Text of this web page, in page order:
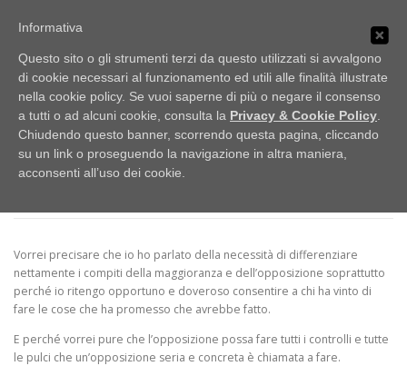
PUBBLICI IMBROGLIONI Menu
HOME LO SCAFFALE NOTIZIE
UFFICIO STAMPA
MA TORNIAMO ALL’ARGOMENTO
DISCUSSO UN PAIO DI POST FA
PUBBLICATO IL13/05/2020
Vorrei precisare che io ho parlato della necessità di differenziare
nettamente i compiti della maggioranza e dell’opposizione soprattutto
perché io ritengo opportuno e doveroso consentire a chi ha vinto di
fare le cose che ha promesso che avrebbe fatto.
E perché vorrei pure che l’opposizione possa fare tutti i controlli e tutte
le pulci che un’opposizione seria e concreta è chiamata a fare.
Informativa
Questo sito o gli strumenti terzi da questo utilizzati si avvalgono
di cookie necessari al funzionamento ed utili alle finalità illustrate
nella cookie policy. Se vuoi saperne di più o negare il consenso
a tutti o ad alcuni cookie, consulta la Privacy & Cookie Policy
Chiudendo questo banner, scorrendo questa pagina, cliccando
su un link o proseguendo la navigazione in altra maniera,
acconsenti all’uso dei cookie.